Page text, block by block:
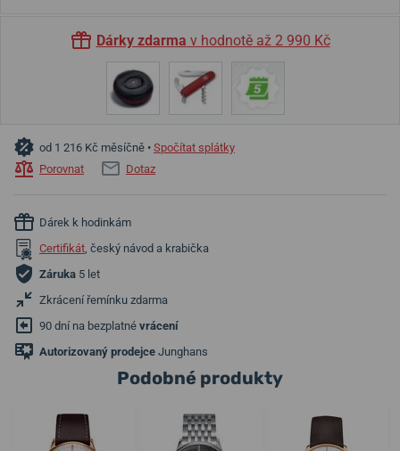
Dárky zdarma v hodnotě až 2 990 Kč
od 1 216 Kč měsíčně • Spočítat splátky
Porovnat
Dotaz
Dárek k hodinkám
Certifikát, český návod a krabička
Záruka 5 let
Zkrácení řemínku zdarma
90 dní na bezplatné vrácení
Autorizovaný prodejce Junghans
Podobné produkty